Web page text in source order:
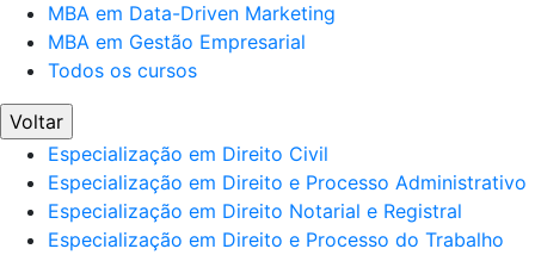
MBA em Data-Driven Marketing
MBA em Gestão Empresarial
Todos os cursos
Voltar
Especialização em Direito Civil
Especialização em Direito e Processo Administrativo
Especialização em Direito Notarial e Registral
Especialização em Direito e Processo do Trabalho